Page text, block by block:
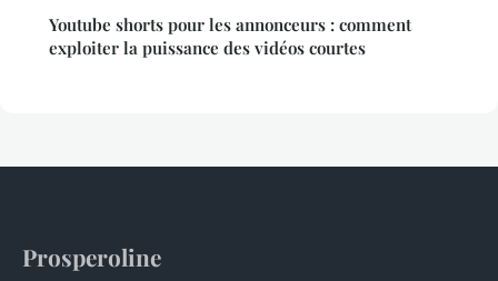
Youtube shorts pour les annonceurs : comment
exploiter la puissance des vidéos courtes
Prosperoline